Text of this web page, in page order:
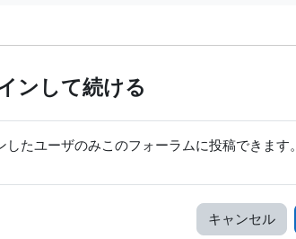
ンして続ける
したユーザのみこのフォーラムに投稿できます。
キャンセル